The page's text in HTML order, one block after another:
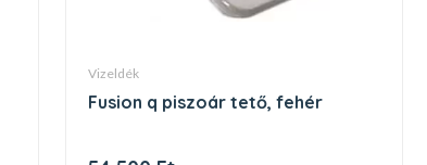
vizeldék
fusion q piszoár tető, fehér